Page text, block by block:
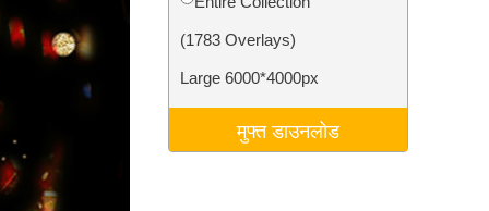
(1783 Overlays)
Large 6000*4000px
मुफ्त डाउनलोड